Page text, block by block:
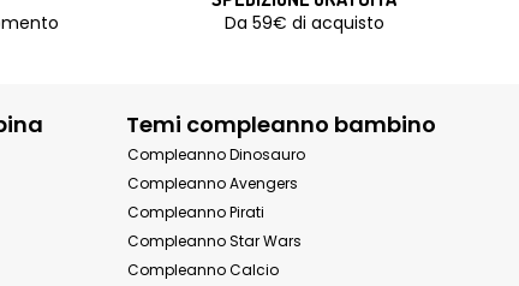
Da 59€ di acquisto
Temi compleanno bambino
Compleanno Dinosauro
Compleanno Avengers
Compleanno Pirati
Compleanno Star Wars
Compleanno Calcio